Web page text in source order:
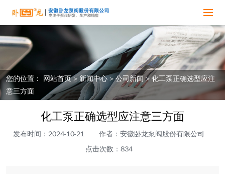
您的位置： 网站首页>新闻中心 >公司新闻 > 化工泵正确选型应注
意三方面
化工泵正确选型应注意三方面
发布时间：2024-10-21
作者：安徽卧龙泵阀股份有限公司
点击次数：834